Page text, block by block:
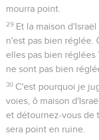
mourra point.
29 Et la maison
n'est pas bien réglée.
elles pas bien réglées
ne sont pas bien
30 C'est pourquoi je
voies, ô maison
et détournez-vous de
sera point en ruine.